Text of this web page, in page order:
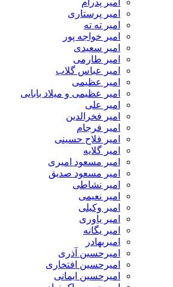
امیر پرستاری
امیر ته ته
امیر خواجه پور
امیر سعیدی
امیر طارمی
امیر عباس گلاب
امیر عظیمی
امیر عظیمی و میلاد بابایی
امیر علی
امیر فخرالدین
امیر فرجام
امیر فلاح حسینی
امیر گلایه
امیر مسعود امیری
امیر مسعود صدیق
امیر نشاطی
امیر نعیمی
امیر وکیلی
امیر یاوری
امیر یگانه
امیربهادر
امیرحسین آذری
امیرحسین افتخاری
امیرحسین ایمانی